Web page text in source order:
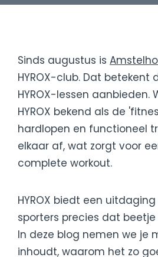
Sinds augustus is
HYROX-club. Dat betekent
HYROX-lessen aanbieden.
HYROX bekend als de
hardlopen en functioneel
elkaar af, wat zorgt voor
complete workout.
HYROX biedt een
sporters precies dat
In deze blog nemen we je
inhoudt, waarom het zo